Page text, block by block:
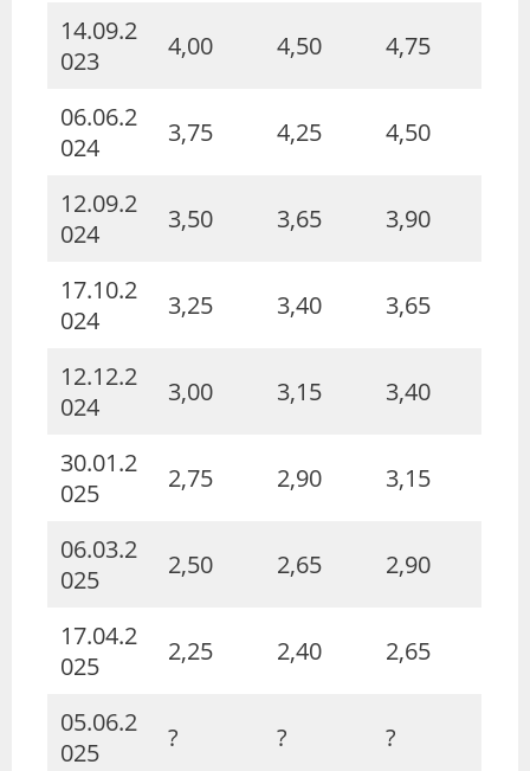
14.09.2
023
4,00 4,50 4,75
06.06.2
024
3,75 4,25 4,50
12.09.2
024
3,50 3,65 3,90
17.10.2
024
3,25 3,40 3,65
12.12.2
024
3,00 3,15 3,40
30.01.2
025
2,75 2,90 3,15
06.03.2
025
2,50 2,65 2,90
17.04.2
025
2,25 2,40 2,65
05.06.2
025
? ? ?